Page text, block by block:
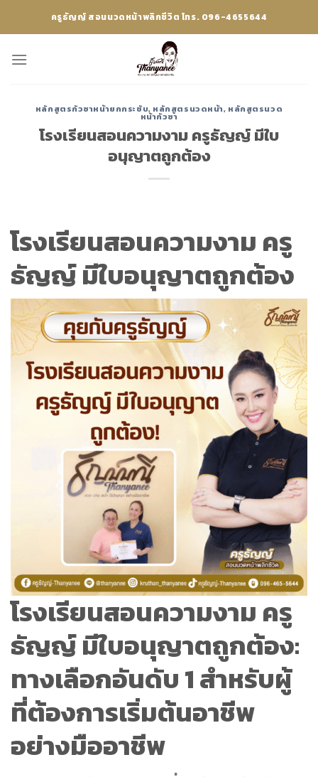
ครูธัญญ์ สอนนวดหน้าพลิกชีวิต โทร. 096-4655644
หลักสูตรกัวซาหน้ายกกระชับ, หลักสูตรนวดหน้า, หลักสูตรนวด
หน้ากัวซา
โรงเรียนสอนความงาม ครูธัญญ์ มีใบ
อนุญาตถูกต้อง
โรงเรียนสอนความงาม ครู
ธัญญ์ มีใบอนุญาตถูกต้อง
โรงเรียนสอนความงาม ครู
ธัญญ์ มีใบอนุญาตถูกต้อง:
ทางเลือกอันดับ 1 สำหรับผู้
ที่ต้องการเริ่มต้นอาชีพ
อย่างมืออาชีพ